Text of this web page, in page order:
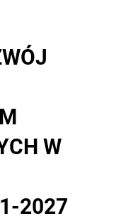
W
2027